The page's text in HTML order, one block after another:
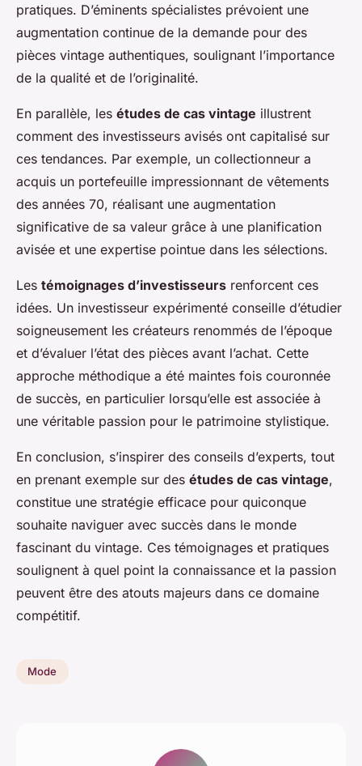
pratiques. D’éminents spécialistes prévoient une
augmentation continue de la demande pour des
pièces vintage authentiques, soulignant l’importance
de la qualité et de l’originalité.
En parallèle, les études de cas vintage illustrent
comment des investisseurs avisés ont capitalisé sur
ces tendances. Par exemple, un collectionneur a
acquis un portefeuille impressionnant de vêtements
des années 70, réalisant une augmentation
significative de sa valeur grâce à une planification
avisée et une expertise pointue dans les sélections.
Les témoignages d’investisseurs renforcent ces
idées. Un investisseur expérimenté conseille d’étudier
soigneusement les créateurs renommés de l’époque
et d’évaluer l’état des pièces avant l’achat. Cette
approche méthodique a été maintes fois couronnée
de succès, en particulier lorsqu’elle est associée à
une véritable passion pour le patrimoine stylistique.
En conclusion, s’inspirer des conseils d’experts, tout
en prenant exemple sur des études de cas vintage,
constitue une stratégie efficace pour quiconque
souhaite naviguer avec succès dans le monde
fascinant du vintage. Ces témoignages et pratiques
soulignent à quel point la connaissance et la passion
peuvent être des atouts majeurs dans ce domaine
compétitif.
Mode